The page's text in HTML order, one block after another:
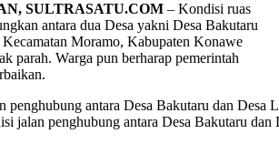
SULTRASATU.COM – Kondisi ruas
antara dua Desa yakni Desa Bakutaru
Moramo, Kabupaten Konawe
parah. Warga pun berharap pemerintah
jalan penghubung antara Desa Bakutaru dan